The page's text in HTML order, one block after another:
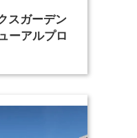
スガーデン
ーアルプロ